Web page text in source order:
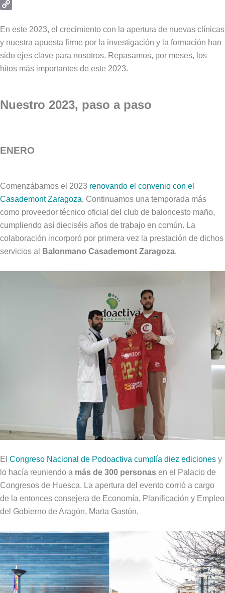
Email
Link
En este 2023, el crecimiento con la apertura de nuevas clínicas
y nuestra apuesta firme por la investigación y la formación han
sido ejes clave para nosotros. Repasamos, por meses, los
hitos más importantes de este 2023.
Nuestro 2023, paso a paso
ENERO
Comenzábamos el 2023 renovando el convenio con el
Casademont Zaragoza. Continuamos una temporada más
como proveedor técnico oficial del club de baloncesto maño,
cumpliendo así dieciséis años de trabajo en común. La
colaboración incorporó por primera vez la prestación de dichos
servicios al
Balonmano Casademont Zaragoza.
El Congreso Nacional de Podoactiva cumplía diez ediciones y
lo hacía reuniendo a más de 300 personas en el Palacio de
Congresos de Huesca. La apertura del evento corrió a cargo
de la entonces consejera de Economía, Planificación y Empleo
del Gobierno de Aragón, Marta Gastón,